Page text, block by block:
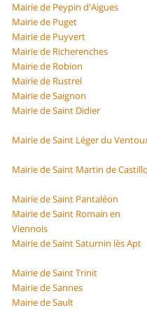
Mairie de Peypin d'Aigues
Mairie de Puget
Mairie de Puyvert
Mairie de Richerenches
Mairie de Robion
Mairie de Rustrel
Mairie de Saignon
Mairie de Saint Didier
Mairie de Saint Léger du
Mairie de Saint Martin de
Mairie de Saint Pantaléon
Mairie de Saint Romain en
Viennois
Mairie de Saint Saturnin lès Apt
Mairie de Saint Trinit
Mairie de Sannes
Mairie de Sault